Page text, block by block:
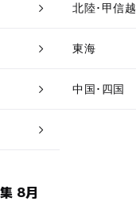
北陸･甲信越
東海
中国･四国
8月